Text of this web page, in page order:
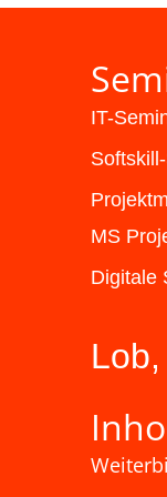
IT-
MS
Digitale